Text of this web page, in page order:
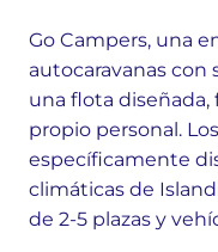
Go Campers, una
autocaravanas con
una flota
propio personal.
específicamente
climáticas de
de 2-5 plazas y